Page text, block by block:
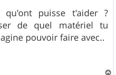
qu'ont puisse t'aider ?
de quel matériel tu
pouvoir faire avec..